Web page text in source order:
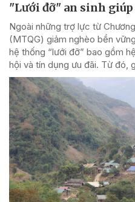
"Lưới đỡ" an sinh
Ngoài những trợ lực từ
(MTQG) giảm nghèo bền
hệ thống “lưới đỡ” bao gồm
hội và tín dụng ưu đãi. Từ đó,